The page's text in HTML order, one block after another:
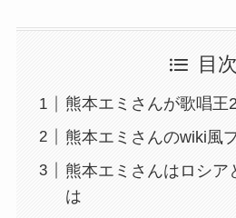
目次
熊本エミさんが歌唱王
熊本エミさんのwiki風
熊本エミさんはロシア
は